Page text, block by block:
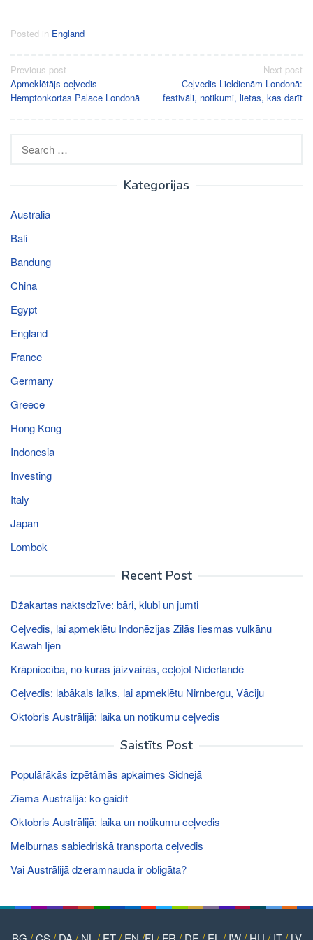
Posted in England
Post
navigation
Previous post
Apmeklētājs ceļvedis
Hemptonkortas Palace Londonā
Next post
Ceļvedis Lieldienām Londonā:
festivāli, notikumi, lietas, kas darīt
for:
Kategorijas
Australia
Bali
Bandung
China
Egypt
England
France
Germany
Greece
Hong Kong
Indonesia
Investing
Italy
Japan
Lombok
Recent Post
Džakartas naktsdzīve: bāri, klubi un jumti
Ceļvedis, lai apmeklētu Indonēzijas Zilās liesmas vulkānu
Kawah Ijen
Krāpniecība, no kuras jāizvairās, ceļojot Nīderlandē
Ceļvedis: labākais laiks, lai apmeklētu Nirnbergu, Vāciju
Oktobris Austrālijā: laika un notikumu ceļvedis
Saistīts Post
Populārākās izpētāmās apkaimes Sidnejā
Ziema Austrālijā: ko gaidīt
Oktobris Austrālijā: laika un notikumu ceļvedis
Melburnas sabiedriskā transporta ceļvedis
Vai Austrālijā dzeramnauda ir obligāta?